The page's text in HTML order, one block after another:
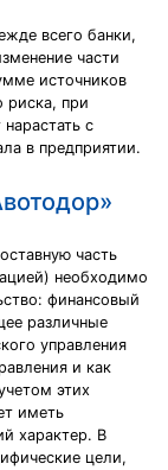
всего банки,
части
источников
риска, при
с
в предприятии.
часть
необходимо
финансовый
различные
управления
и как
этих
иметь
характер. В
цели,